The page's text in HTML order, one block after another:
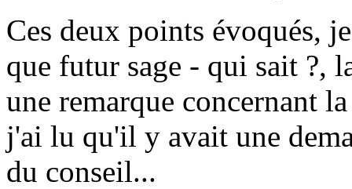
Ces deux points évoqués,
que futur sage - qui sait ?,
une remarque concernant
j'ai lu qu'il y avait une
du conseil...